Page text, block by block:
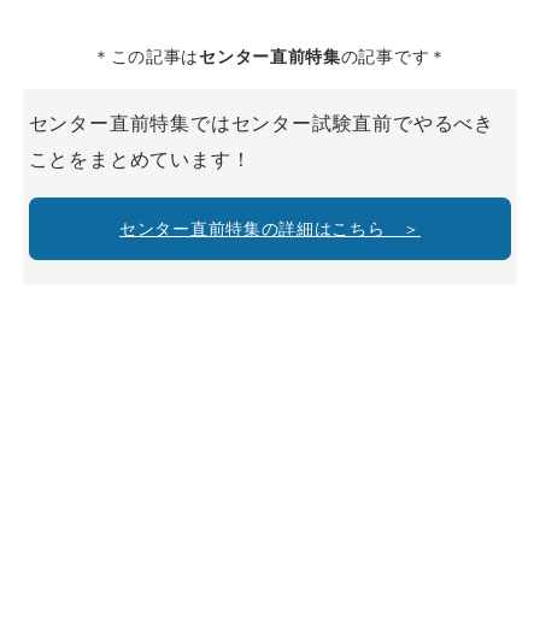
＊この記事はセンター直前特集の記事です＊
センター直前特集ではセンター試験直前でやるべき
ことをまとめています！
センター直前特集の詳細はこちら ＞